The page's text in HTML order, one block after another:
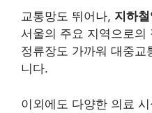
교통망도 뛰어나, 지하철
서울의 주요 지역으로의
정류장도 가까워 대중교
니다.
이외에도 다양한 의료